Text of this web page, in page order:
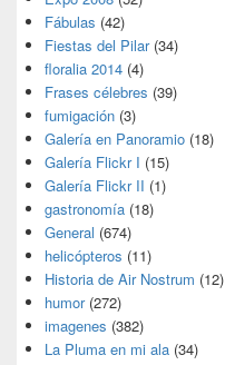
Fábulas (42)
Fiestas del Pilar(34)
floralia 2014 (4)
Frases célebres (39)
fumigación (3)
Galería en Panoramio (18)
Galería Flickr I (15)
Galería Flickr II (1)
gastronomía (18)
General (674)
helicópteros (11)
Historia de Air Nostrum (12)
humor(272)
imagenes (382)
La Pluma en mi ala (34)